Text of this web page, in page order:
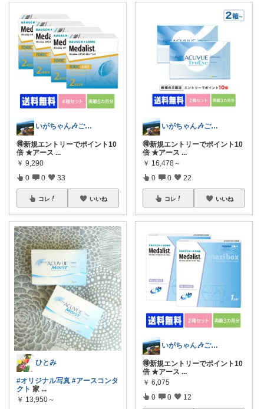
いがちゃん🎶ご購入感謝です🎶
🉐新規エントリーでポイント10
倍 ★アース ...
￥ 9,290
0 0 33
コレ いいね
ひとみ
#オリジナル写真 #アースコンタ
クト 家 ...
￥ 13,950～
いがちゃん🎶ご購入感謝です🎶
🉐新規エントリーでポイント10
倍 ★アース ...
￥ 16,478～
0 0 22
コレ いいね
いがちゃん🎶ご購入感謝です🎶
🉐新規エントリーでポイント10
倍 ★アース ...
￥ 6,075
0 0 12